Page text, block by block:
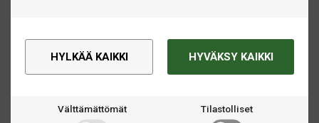
HYLKÄÄ KAIKKI HYVÄKSY KAIKKI
Välttämättömät Tilastolliset